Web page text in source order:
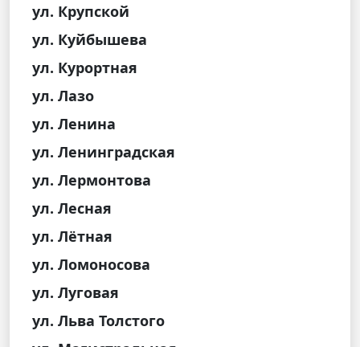
ул. Крупской
ул. Куйбышева
ул. Курортная
ул. Лазо
ул. Ленина
ул. Ленинградская
ул. Лермонтова
ул. Лесная
ул. Лётная
ул. Ломоносова
ул. Луговая
ул. Льва Толстого